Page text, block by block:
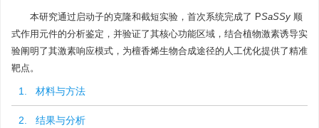
本研究通过启动子的克隆和截短实验，首次系统完成了 PSaSSy 顺
式作用元件的分析鉴定，并验证了其核心功能区域，结合植物激素诱导实
验阐明了其激素响应模式，为檀香烯生物合成途径的人工优化提供了精准
靶点。
1. 材料与方法
2. 结果与分析